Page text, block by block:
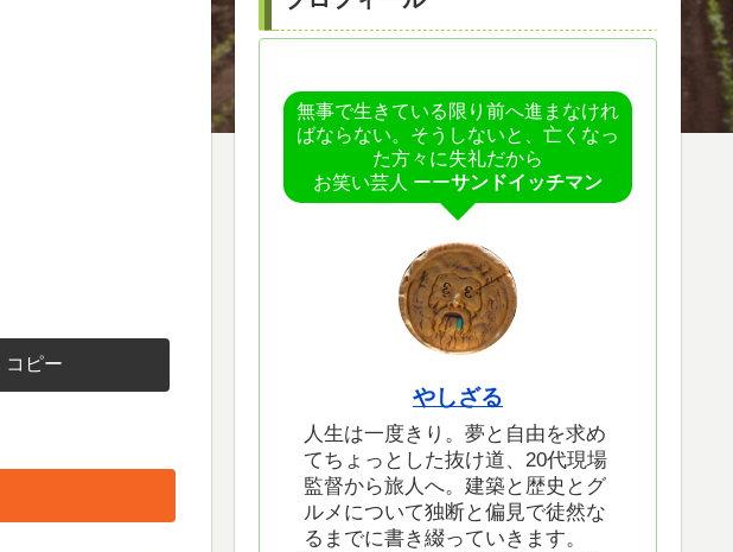
コピー
無事で生きている限り前へ進まなけれ
ばならない。そうしないと、亡くなっ
た方々に失礼だから
お笑い芸人 ーーサンドイッチマン
やしざる
人生は一度きり。夢と自由を求め
てちょっとした抜け道、20代現場
監督から旅人へ。建築と歴史とグ
ルメについて独断と偏見で徒然な
るまでに書き綴っていきます。